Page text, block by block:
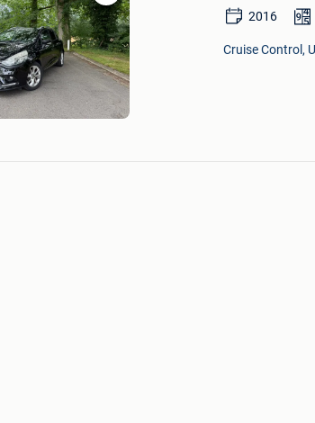
Bewaren
in
Mijn
Favorieten
2016
Cruise Control,